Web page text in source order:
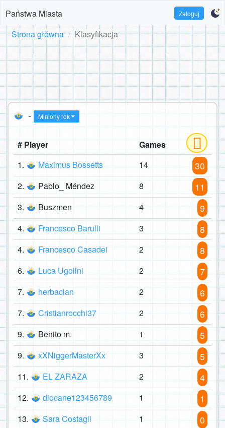
Państwa Miasta Zaloguj
Strona główna Klasyfikacja
- Miniony rok
# Player
Games
1.
Maximus Bossetts 14 30
2. Pablo_ Méndez 8 11
3. Buszmen 4 9
4. Francesco Barulli 3 8
4. Francesco Casadei 2 8
6. Luca Ugolini 2 7
7. herbacian 2 6
7. Cristianrocchi37 2 6
9. Benito m. 1 5
9. xXNiggerMasterXx 3 5
11. EL ZARAZA 2 4
12. diocane123456789 1 1
13. Sara Costagli 1 0